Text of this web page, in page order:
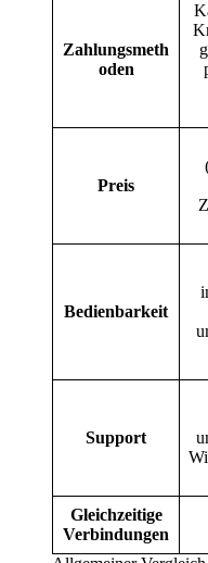
Zahlungsmeth
oden
Preis
Bedienbarkeit
Support
Gleichzeitige
Verbindungen